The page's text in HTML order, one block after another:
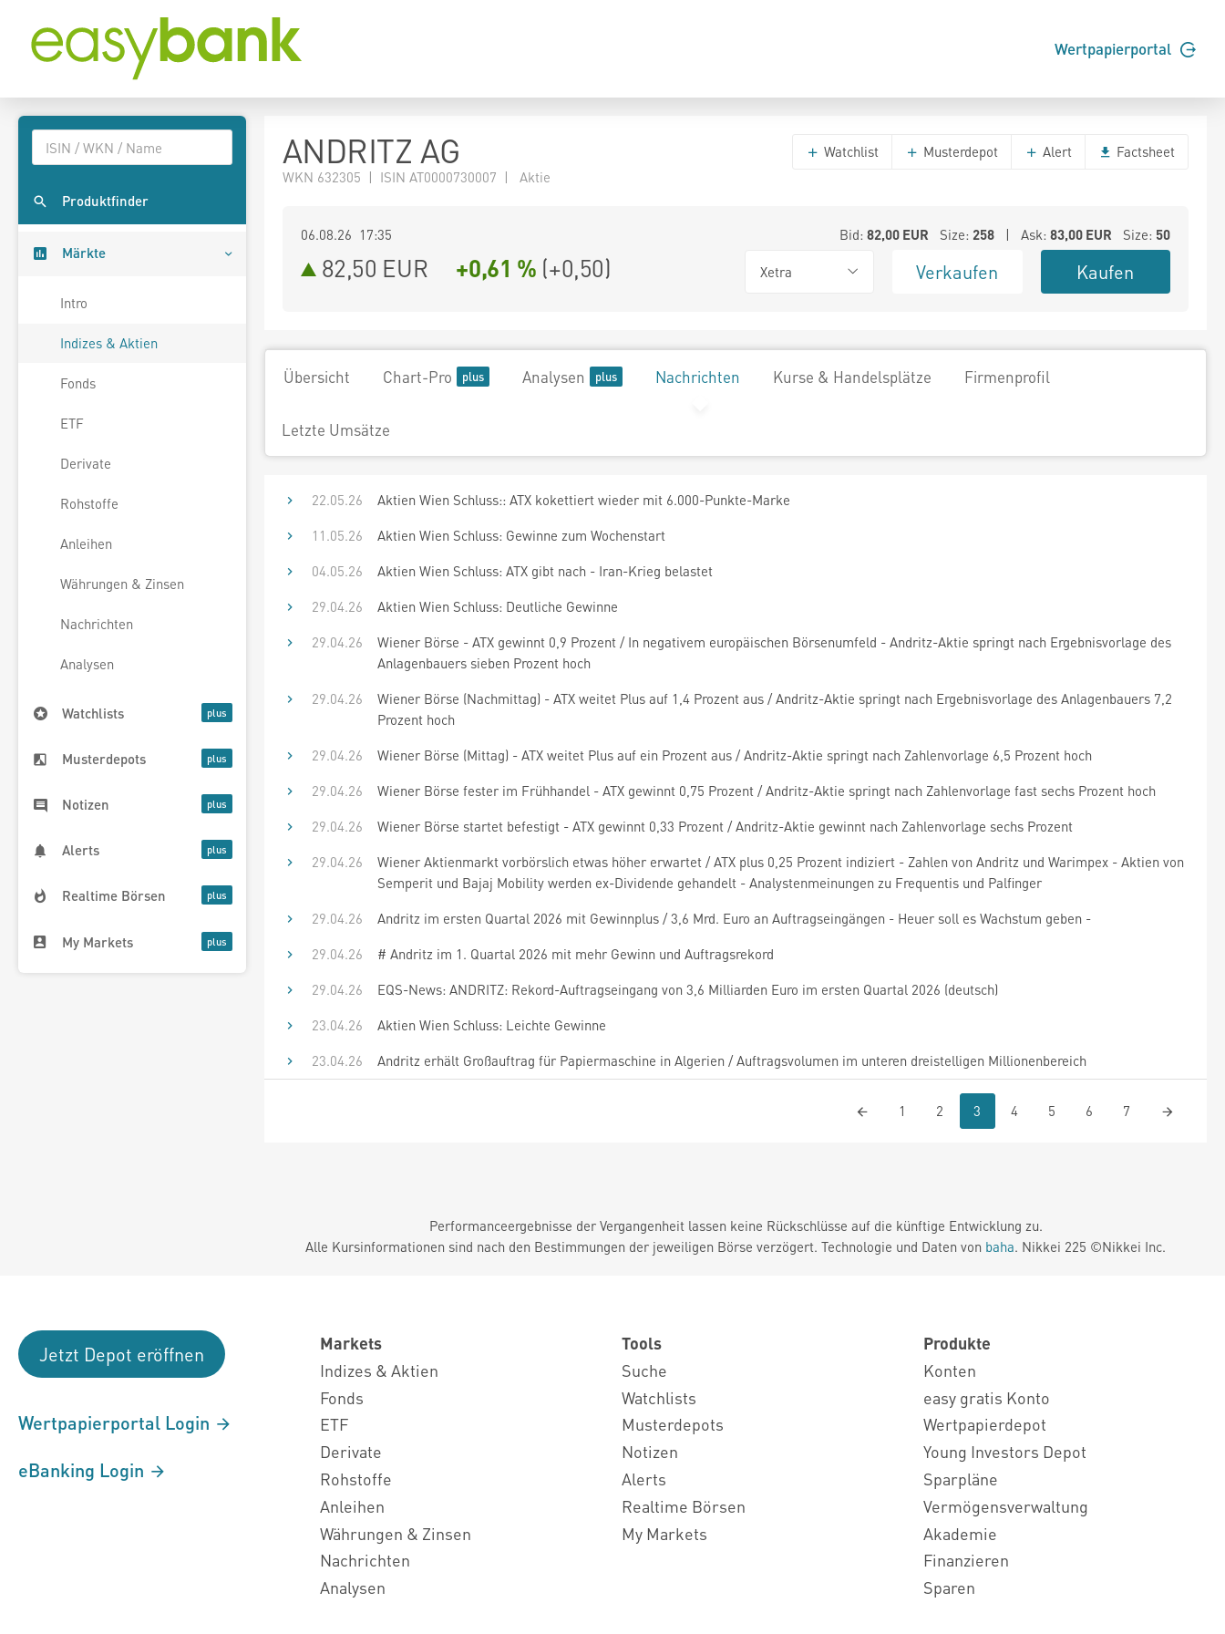
Wertpapierportal
Produktfinder
Märkte
Intro
Indizes & Aktien
Fonds
ETF
Derivate
Rohstoffe
Anleihen
Währungen & Zinsen
Nachrichten
Analysen
Watchlists
Musterdepots
Notizen
Alerts
Realtime Börsen
My Markets
ANDRITZ AG
WKN 632305 | ISIN AT0000730007 | Aktie
Watchlist Musterdepot Alert Factsheet
06.08.26 17:35 Bid: 82,00EUR Size: 258| Ask: 83,00EUR Size: 50
82,50 EUR +0,61 % (+0,50) Xetra Verkaufen Kaufen
Übersicht Chart-Pro Analysen Nachrichten Kurse & Handelsplätze Firmenprofil
Letzte Umsätze
22.05.26
Aktien Wien Schluss:: ATX kokettiert wieder mit 6.000-Punkte-Marke
11.05.26
Aktien Wien Schluss: Gewinne zum Wochenstart
04.05.26
Aktien Wien Schluss: ATX gibt nach - Iran-Krieg belastet
29.04.26
Aktien Wien Schluss: Deutliche Gewinne
29.04.26
Wiener Börse - ATX gewinnt 0,9 Prozent / In negativem europäischen Börsenumfeld - Andritz-Aktie springt nach Ergebnisvorlage des
Anlagenbauers sieben Prozent hoch
29.04.26
Wiener Börse (Nachmittag) - ATX weitet Plus auf 1,4 Prozent aus / Andritz-Aktie springt nach Ergebnisvorlage des Anlagenbauers 7,2
Prozent hoch
29.04.26
Wiener Börse (Mittag) - ATX weitet Plus auf ein Prozent aus / Andritz-Aktie springt nach Zahlenvorlage 6,5 Prozent hoch
29.04.26
Wiener Börse fester im Frühhandel - ATX gewinnt 0,75 Prozent / Andritz-Aktie springt nach Zahlenvorlage fast sechs Prozent hoch
29.04.26
Wiener Börse startet befestigt - ATX gewinnt 0,33 Prozent / Andritz-Aktie gewinnt nach Zahlenvorlage sechs Prozent
29.04.26
Wiener Aktienmarkt vorbörslich etwas höher erwartet / ATX plus 0,25 Prozent indiziert - Zahlen von Andritz und Warimpex - Aktien von
Semperit und Bajaj Mobility werden ex-Dividende gehandelt - Analystenmeinungen zu Frequentis und Palfinger
29.04.26
Andritz im ersten Quartal 2026 mit Gewinnplus / 3,6 Mrd. Euro an Auftragseingängen - Heuer soll es Wachstum geben -
29.04.26
# Andritz im 1. Quartal 2026 mit mehr Gewinn und Auftragsrekord
29.04.26
EQS-News: ANDRITZ: Rekord-Auftragseingang von 3,6 Milliarden Euro im ersten Quartal 2026 (deutsch)
23.04.26
Aktien Wien Schluss: Leichte Gewinne
23.04.26
Andritz erhält Großauftrag für Papiermaschine in Algerien / Auftragsvolumen im unteren dreistelligen Millionenbereich
1 2 3 4 5 6 7
Performanceergebnisse der Vergangenheit lassen keine Rückschlüsse auf die künftige Entwicklung zu.
Alle Kursinformationen sind nach den Bestimmungen der jeweiligen Börse verzögert. Technologie und Daten von baha. Nikkei 225 ©Nikkei Inc.
Jetzt Depot eröffnen
Wertpapierportal Login
eBanking Login
Markets
Indizes & Aktien
Fonds
ETF
Derivate
Rohstoffe
Anleihen
Währungen & Zinsen
Nachrichten
Analysen
Tools
Suche
Watchlists
Musterdepots
Notizen
Alerts
Realtime Börsen
My Markets
Produkte
Konten
easy gratis Konto
Wertpapierdepot
Young Investors Depot
Sparpläne
Vermögensverwaltung
Akademie
Finanzieren
Sparen